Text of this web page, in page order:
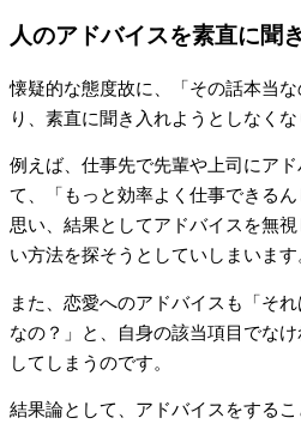
人のアドバイスを素直に聞
懐疑的な態度故に、「その話本当
り、素直に聞き入れようとしなくな
例えば、仕事先で先輩や上司にア
て、「もっと効率よく仕事できる
思い、結果としてアドバイスを無
い方法を探そうとしていしまいます
また、恋愛へのアドバイスも「そ
なの？」と、自身の該当項目でな
してしまうのです。
結果論として、アドバイスをする